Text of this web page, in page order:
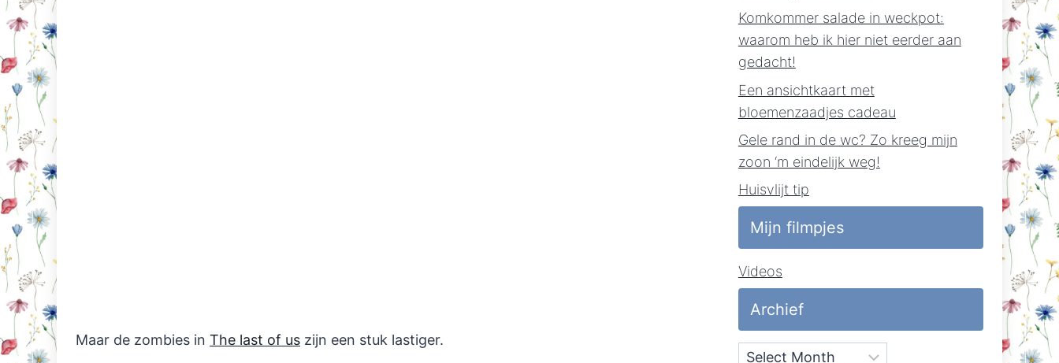
Maar de zombies in The last of us zijn een stuk lastiger.
Komkommer salade in weckpot:
waarom heb ik hier niet eerder aan
gedacht!
Een ansichtkaart met
bloemenzaadjes cadeau
Gele rand in de wc? Zo kreeg mijn
zoon ‘m eindelijk weg!
Huisvlijt tip
Mijn filmpjes
Videos
Archief
Archief